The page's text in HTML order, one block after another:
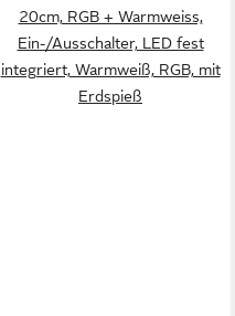
20cm, RGB + Warmweiss,
Ein-/Ausschalter, LED fest
integriert, Warmweiß, RGB, mit
Erdspieß